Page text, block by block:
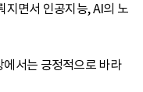
지면서 인공지능, AI의 노
서는 긍정적으로 바라